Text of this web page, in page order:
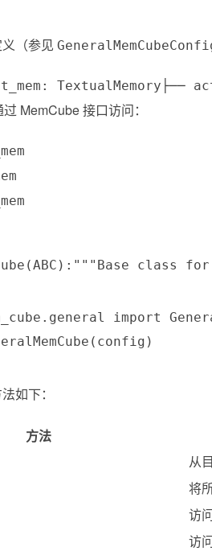
（参见
MemCube 接口访问：
import
如下：
方法
从
将
访
访